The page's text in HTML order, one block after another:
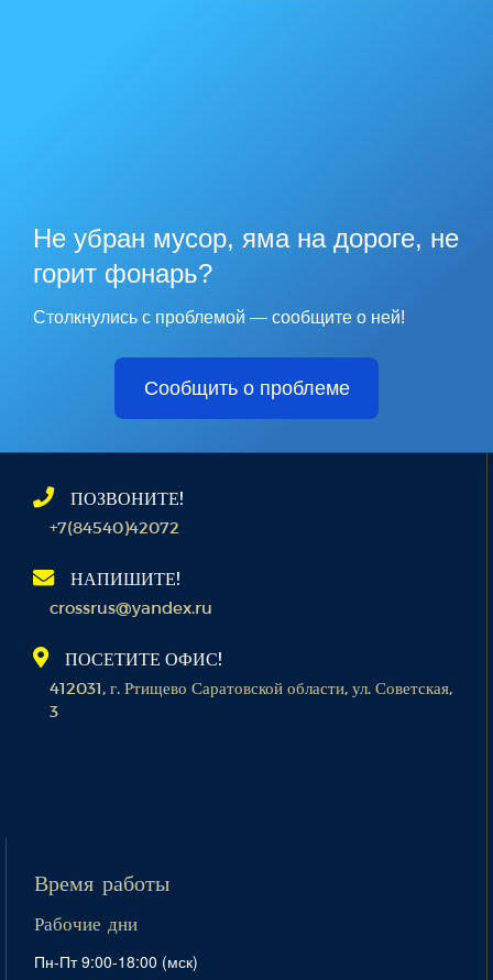
Не убран мусор, яма на дороге, не
горит фонарь?
Столкнулись с проблемой — сообщите о ней!
Сообщить о проблеме
ПОЗВОНИТЕ!
+7(84540)42072
НАПИШИТЕ!
crossrus@yandex.ru
ПОСЕТИТЕ ОФИС!
412031, г. Ртищево Саратовской области, ул. Советская,
3
Время работы
Рабочие дни
Пн-Пт 9:00-18:00 (мск)